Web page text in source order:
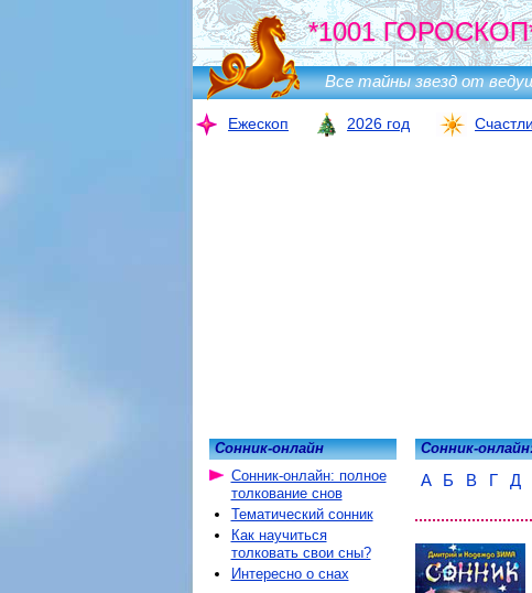
*1001
Все тайны звезд от
Ежескоп 2026 год
Сонник-
А Б В Г Д
Сонник-онлайн
Сонник-онлайн: полное
толкование снов
Тематический сонник
Как научиться
толковать свои сны?
Интересно о снах